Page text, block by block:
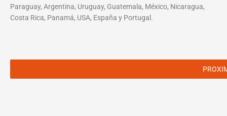
Paraguay, Argentina, Uruguay, Guatemala, México, Nicaragua,
Costa Rica, Panamá, USA, España y Portugal.